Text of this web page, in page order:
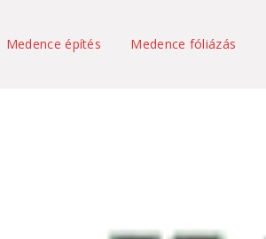
Medence építés Medence fóliázás